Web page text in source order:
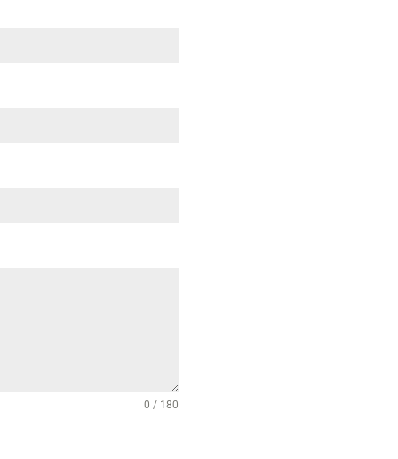
0 / 180